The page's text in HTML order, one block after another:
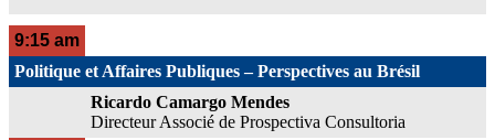
9:15 am
Politique et Affaires Publiques – Perspectives au Brésil
Ricardo Camargo Mendes
Directeur Associé de Prospectiva Consultoria